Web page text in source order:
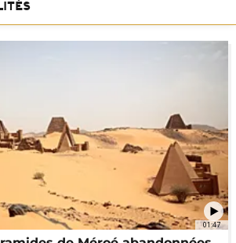
01:47